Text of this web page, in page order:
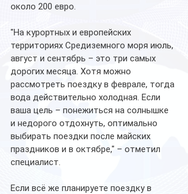
около 200 евро.
"На курортных и европейских
территориях Средиземного моря июль,
август и сентябрь – это три самых
дорогих месяца. Хотя можно
рассмотреть поездку в феврале, тогда
вода действительно холодная. Если
ваша цель – понежиться на солнышке
и недорого отдохнуть, оптимально
выбирать поездки после майских
праздников и в октябре," – отметил
специалист.
Если всё же планируете поездку в